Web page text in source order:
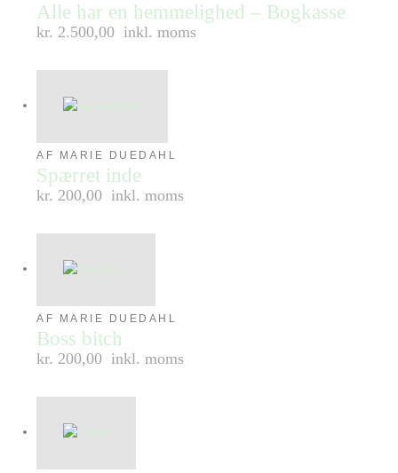
Alle har en hemmelighed – Bogkasse
kr. 2.500,00 inkl. moms
AF MARIE DUEDAHL
Spærret inde
kr. 200,00 inkl. moms
AF MARIE DUEDAHL
Boss bitch
kr. 200,00 inkl. moms